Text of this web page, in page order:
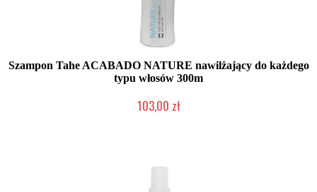
Szampon Tahe ACABADO NATURE nawilżający do każdego
typu włosów 300m
103,00 zł